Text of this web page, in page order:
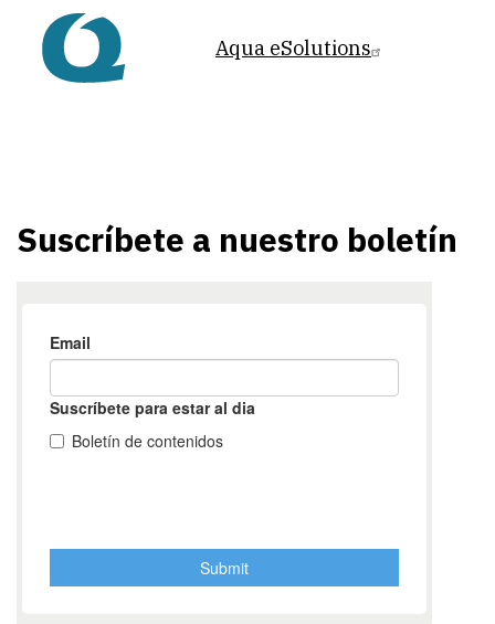
Aqua eSolutions
Suscríbete a nuestro boletín